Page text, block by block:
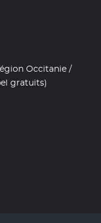
Occitanie /
gratuits)